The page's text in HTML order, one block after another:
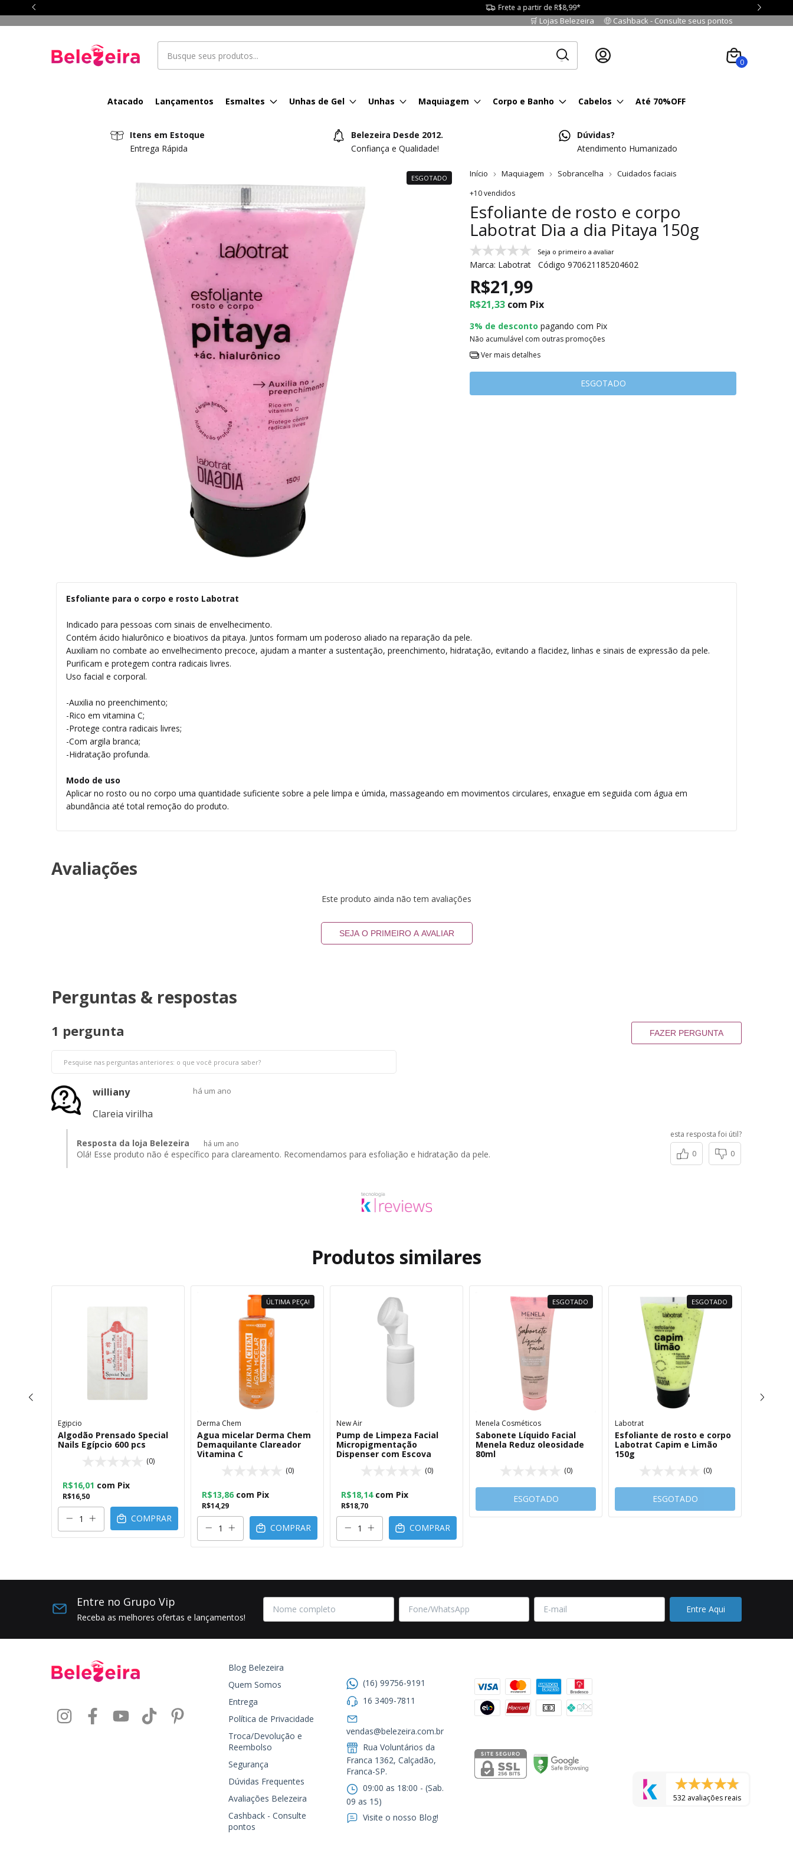
🛒 Lojas Belezeira 🤑 Cashback - Consulte seus pontos
0
Atacado Lançamentos Esmaltes Unhas de Gel Unhas Maquiagem Corpo e Banho Cabelos Até 70%OFF
Itens em Estoque
Entrega Rápida
Belezeira Desde 2012.
Confiança e Qualidade!
Dúvidas?
Atendimento Humanizado
ESGOTADO Início Maquiagem Sobrancelha Cuidados faciais
+10 vendidos
Esfoliante de rosto e corpo
Labotrat Dia a dia Pitaya 150g
Seja o primeiro a avaliar
Marca: Labotrat Código 970621185204602
R$21,99
R$21,33 com Pix
3% de desconto pagando com Pix
Não acumulável com outras promoções
Ver mais detalhes
Esfoliante para o corpo e rosto Labotrat
Indicado para pessoas com sinais de envelhecimento.
Contém ácido hialurônico e bioativos da pitaya. Juntos formam um poderoso aliado na reparação da pele.
Auxiliam no combate ao envelhecimento precoce, ajudam a manter a sustentação, preenchimento, hidratação, evitando a flacidez, linhas e sinais de expressão da pele.
Purificam e protegem contra radicais livres.
Uso facial e corporal.
-Auxilia no preenchimento;
-Rico em vitamina C;
-Protege contra radicais livres;
-Com argila branca;
-Hidratação profunda.
Modo de uso
Aplicar no rosto ou no corpo uma quantidade suficiente sobre a pele limpa e úmida, massageando em movimentos circulares, enxague em seguida com água em
abundância até total remoção do produto.
Avaliações
Este produto ainda não tem avaliações
SEJA O PRIMEIRO A AVALIAR
Perguntas & respostas
1 pergunta FAZER PERGUNTA
williany há um ano
Clareia virilha
Resposta da loja Belezeira há um ano
Olá! Esse produto não é específico para clareamento. Recomendamos para esfoliação e hidratação da pele.
esta resposta foi útil?
0
0
Produtos similares
Egipcio
Algodão Prensado Special
Nails Egípcio 600 pcs
(0)
R$16,50
R$16,01 com Pix
COMPRAR
ÚLTIMA PEÇA!
Derma Chem
Agua micelar Derma Chem
Demaquilante Clareador
Vitamina C
(0)
R$14,29
R$13,86 com Pix
COMPRAR
New Air
Pump de Limpeza Facial
Micropigmentação
Dispenser com Escova
(0)
R$18,70
R$18,14 com Pix
COMPRAR
ESGOTADO
Menela Cosméticos
Sabonete Líquido Facial
Menela Reduz oleosidade
80ml
(0)
ESGOTADO
ESGOTADO
Labotrat
Esfoliante de rosto e corpo
Labotrat Capim e Limão
150g
(0)
ESGOTADO
Entre no Grupo Vip
Receba as melhores ofertas e lançamentos!
Blog Belezeira
Quem Somos
Entrega
Política de Privacidade
Troca/Devolução e
Reembolso
Segurança
Dúvidas Frequentes
Avaliações Belezeira
Cashback - Consulte
pontos
(16) 99756-9191
16 3409-7811
vendas@belezeira.com.br
Rua Voluntários da
Franca 1362, Calçadão,
Franca-SP.ㅤㅤㅤㅤㅤㅤㅤㅤㅤㅤㅤ
09:00 as 18:00 - (Sab.
09 as 15)
Visite o nosso Blog!
532 avaliações reais